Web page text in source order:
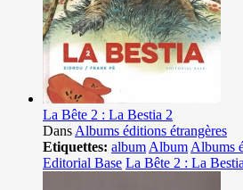
La Bête 2 : La Bestia 2
Dans Albums éditions étrangères
Etiquettes: album Album Albums
Editorial Base La Bête 2 : La